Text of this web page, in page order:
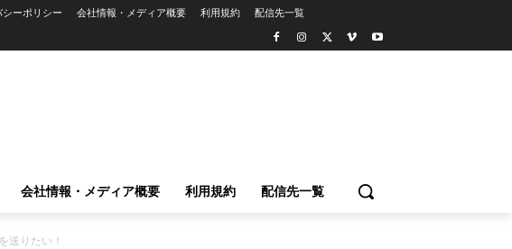
シーポリシー 会社情報・メディア概要 利用規約 配信先一覧
会社情報・メディア概要 利用規約 配信先一覧
送りたい！